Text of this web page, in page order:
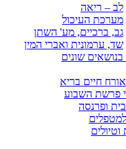
לב – ריאה
מערכת העיכול
גב, ברכיים, מע' השתן
שד, ערמונית ואברי המין
בנושאים שונים
חיים בריא
פרשת השבוע
ופרנסה
וטיולים